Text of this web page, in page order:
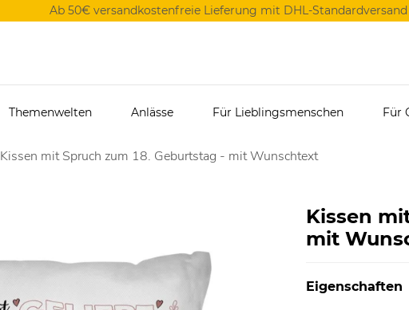
Ab 50€ versandkostenfreie Lieferung mit DHL-
Themenwelten Anlässe Für Lieblingsmenschen Für
Kissen mit Spruch zum 18. Geburtstag - mit Wunschtext
Kissen
mit
Eigenschaften